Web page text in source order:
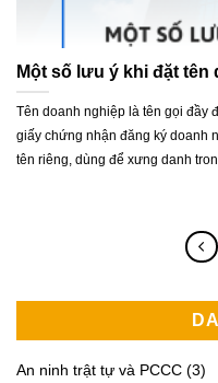
Một số lưu ý khi đặt tên
Tên doanh nghiệp là tên gọi đầy
giấy chứng nhận đăng ký doanh
tên riêng, dùng để xưng danh
An ninh trật tự và PCCC (3)